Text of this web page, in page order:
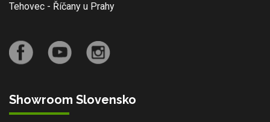
Tehovec - Říčany u Prahy
Showroom Slovensko